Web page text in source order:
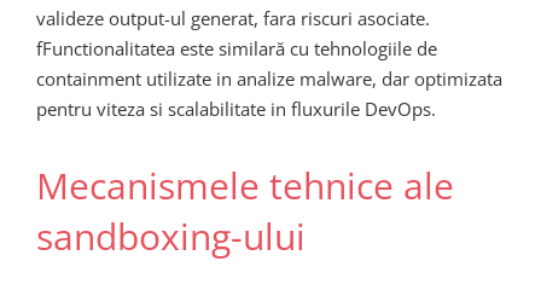
valideze output-ul generat, fara riscuri asociate.
fFunctionalitatea este similară cu tehnologiile de
containment utilizate in analize malware, dar optimizata
pentru viteza si scalabilitate in fluxurile DevOps.
Mecanismele tehnice ale
sandboxing-ului